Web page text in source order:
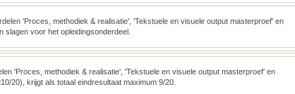
'Proces, methodiek & realisatie', 'Tekstuele en visuele output masterproef' en
voor het opleidingsonderdeel.
'Proces, methodiek & realisatie', 'Tekstuele en visuele output masterproef' en
20), krijgt als totaal eindresultaat maximum 9/20.